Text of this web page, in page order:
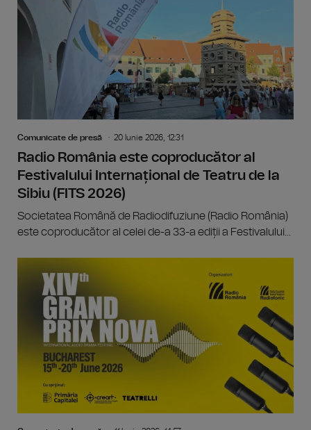
Comunicate de presă 20 Iunie 2026, 12:31
Radio România este coproducător al
Festivalului Internațional de Teatru de la
Sibiu (FITS 2026)
Societatea Română de Radiodifuziune (Radio România)
este coproducător al celei de-a 33-a ediții a Festivalului...